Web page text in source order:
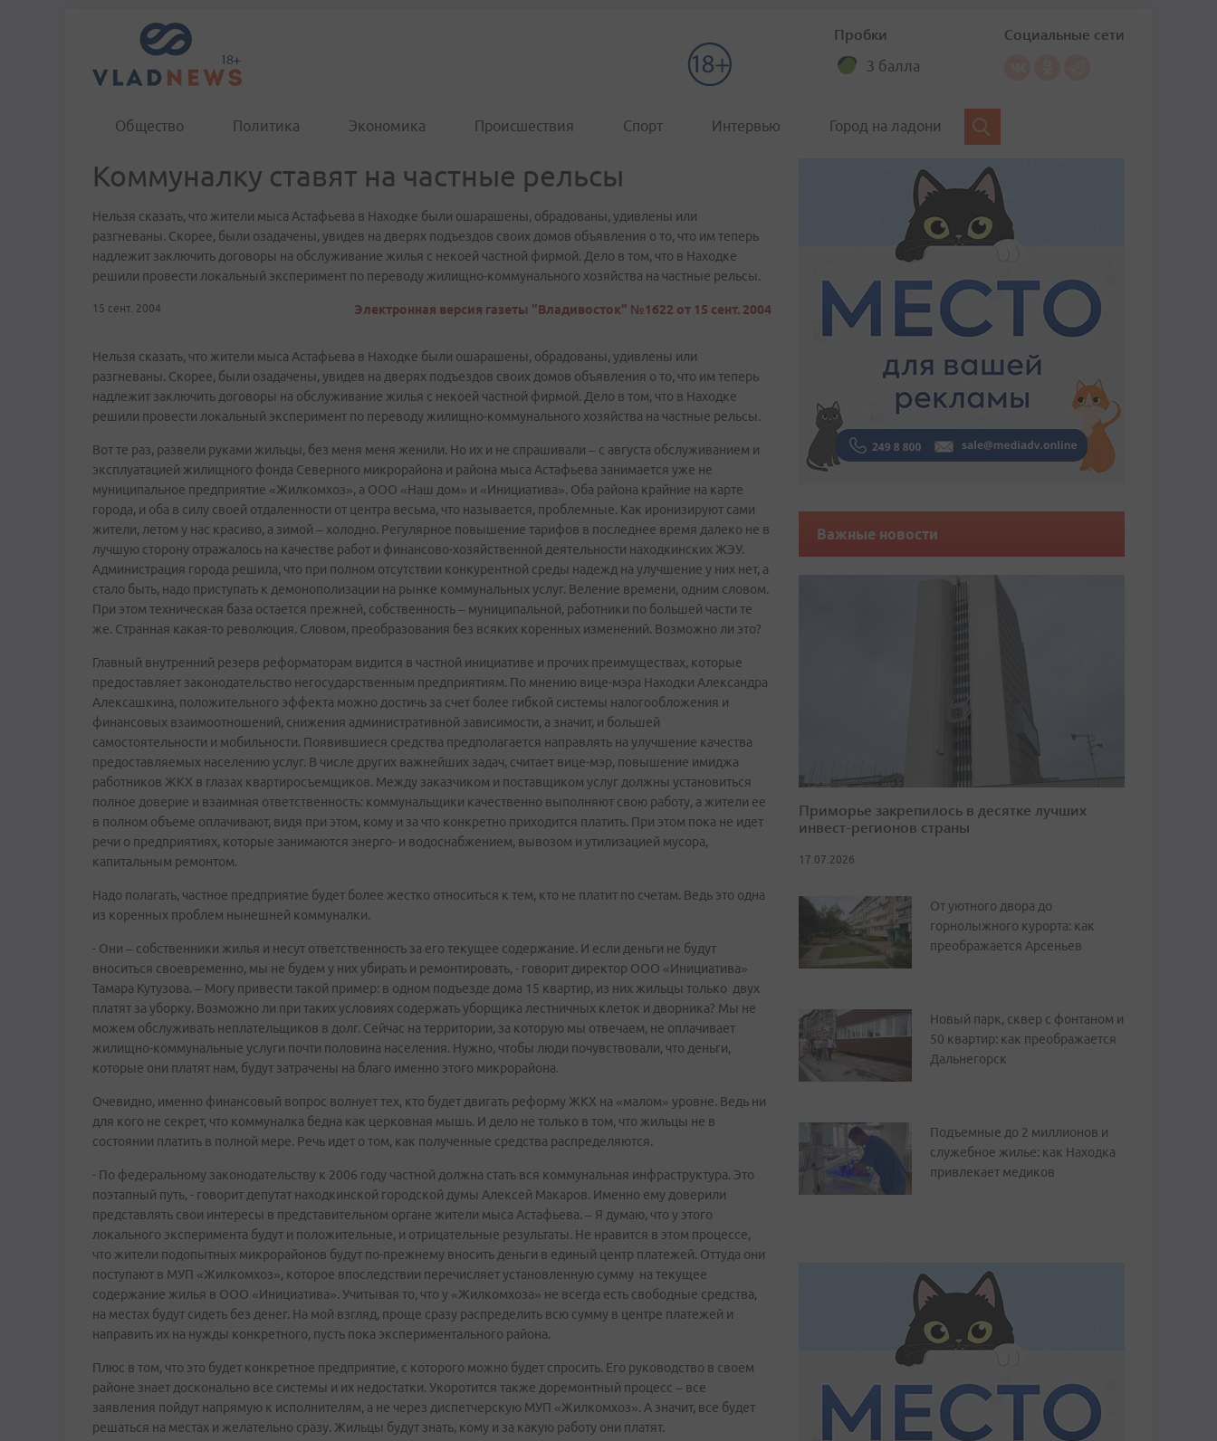
Пробки
3 балла
Социальные сети
Общество Политика Экономика Происшествия Спорт Интервью Город на ладони
Коммуналку ставят на частные рельсы
Нельзя сказать, что жители мыса Астафьева в Находке были ошарашены, обрадованы, удивлены или
разгневаны. Скорее, были озадачены, увидев на дверях подъездов своих домов объявления о то, что им теперь
надлежит заключить договоры на обслуживание жилья с некоей частной фирмой. Дело в том, что в Находке
решили провести локальный эксперимент по переводу жилищно-коммунального хозяйства на частные рельсы.
15 сент. 2004 Электронная версия газеты "Владивосток" №1622 от 15 сент. 2004
Нельзя сказать, что жители мыса Астафьева в Находке были ошарашены, обрадованы, удивлены или
разгневаны. Скорее, были озадачены, увидев на дверях подъездов своих домов объявления о то, что им теперь
надлежит заключить договоры на обслуживание жилья с некоей частной фирмой. Дело в том, что в Находке
решили провести локальный эксперимент по переводу жилищно-коммунального хозяйства на частные рельсы.
Вот те раз, развели руками жильцы, без меня меня женили. Но их и не спрашивали – с августа обслуживанием и
эксплуатацией жилищного фонда Северного микрорайона и района мыса Астафьева занимается уже не
муниципальное предприятие «Жилкомхоз», а ООО «Наш дом» и «Инициатива». Оба района крайние на карте
города, и оба в силу своей отдаленности от центра весьма, что называется, проблемные. Как иронизируют сами
жители, летом у нас красиво, а зимой – холодно. Регулярное повышение тарифов в последнее время далеко не в
лучшую сторону отражалось на качестве работ и финансово-хозяйственной деятельности находкинских ЖЭУ.
Администрация города решила, что при полном отсутствии конкурентной среды надежд на улучшение у них нет, а
стало быть, надо приступать к демонополизации на рынке коммунальных услуг. Веление времени, одним словом.
При этом техническая база остается прежней, собственность – муниципальной, работники по большей части те
же. Странная какая-то революция. Словом, преобразования без всяких коренных изменений. Возможно ли это?
Главный внутренний резерв реформаторам видится в частной инициативе и прочих преимуществах, которые
предоставляет законодательство негосударственным предприятиям. По мнению вице-мэра Находки Александра
Алексашкина, положительного эффекта можно достичь за счет более гибкой системы налогообложения и
финансовых взаимоотношений, снижения административной зависимости, а значит, и большей
самостоятельности и мобильности. Появившиеся средства предполагается направлять на улучшение качества
предоставляемых населению услуг. В числе других важнейших задач, считает вице-мэр, повышение имиджа
работников ЖКХ в глазах квартиросъемщиков. Между заказчиком и поставщиком услуг должны установиться
полное доверие и взаимная ответственность: коммунальщики качественно выполняют свою работу, а жители ее
в полном объеме оплачивают, видя при этом, кому и за что конкретно приходится платить. При этом пока не идет
речи о предприятиях, которые занимаются энерго- и водоснабжением, вывозом и утилизацией мусора,
капитальным ремонтом.
Надо полагать, частное предприятие будет более жестко относиться к тем, кто не платит по счетам. Ведь это одна
из коренных проблем нынешней коммуналки.
- Они – собственники жилья и несут ответственность за его текущее содержание. И если деньги не будут
вноситься своевременно, мы не будем у них убирать и ремонтировать, - говорит директор ООО «Инициатива»
Тамара Кутузова. – Могу привести такой пример: в одном подъезде дома 15 квартир, из них жильцы только двух
платят за уборку. Возможно ли при таких условиях содержать уборщика лестничных клеток и дворника? Мы не
можем обслуживать неплательщиков в долг. Сейчас на территории, за которую мы отвечаем, не оплачивает
жилищно-коммунальные услуги почти половина населения. Нужно, чтобы люди почувствовали, что деньги,
которые они платят нам, будут затрачены на благо именно этого микрорайона.
Очевидно, именно финансовый вопрос волнует тех, кто будет двигать реформу ЖКХ на «малом» уровне. Ведь ни
для кого не секрет, что коммуналка бедна как церковная мышь. И дело не только в том, что жильцы не в
состоянии платить в полной мере. Речь идет о том, как полученные средства распределяются.
- По федеральному законодательству к 2006 году частной должна стать вся коммунальная инфраструктура. Это
поэтапный путь, - говорит депутат находкинской городской думы Алексей Макаров. Именно ему доверили
представлять свои интересы в представительном органе жители мыса Астафьева. – Я думаю, что у этого
локального эксперимента будут и положительные, и отрицательные результаты. Не нравится в этом процессе,
что жители подопытных микрорайонов будут по-прежнему вносить деньги в единый центр платежей. Оттуда они
поступают в МУП «Жилкомхоз», которое впоследствии перечисляет установленную сумму на текущее
содержание жилья в ООО «Инициатива». Учитывая то, что у «Жилкомхоза» не всегда есть свободные средства,
на местах будут сидеть без денег. На мой взгляд, проще сразу распределить всю сумму в центре платежей и
направить их на нужды конкретного, пусть пока экспериментального района.
Плюс в том, что это будет конкретное предприятие, с которого можно будет спросить. Его руководство в своем
районе знает досконально все системы и их недостатки. Укоротится также доремонтный процесс – все
заявления пойдут напрямую к исполнителям, а не через диспетчерскую МУП «Жилкомхоз». А значит, все будет
решаться на местах и желательно сразу. Жильцы будут знать, кому и за какую работу они платят.
Важные новости
Приморье закрепилось в десятке лучших
инвест-регионов страны
17.07.2026
От уютного двора до
горнолыжного курорта: как
преображается Арсеньев
Новый парк, сквер с фонтаном и
50 квартир: как преображается
Дальнегорск
Подъемные до 2 миллионов и
служебное жилье: как Находка
привлекает медиков